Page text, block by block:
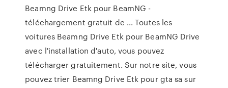
Beamng Drive Etk pour BeamNG -
téléchargement gratuit de ... Toutes les
voitures Beamng Drive Etk pour BeamNG Drive
avec l'installation d'auto, vous pouvez
télécharger gratuitement. Sur notre site, vous
pouvez trier Beamng Drive Etk pour gta sa sur